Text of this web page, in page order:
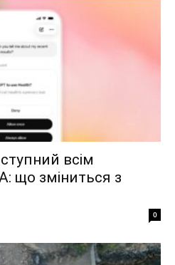
всім
що зміниться з
0